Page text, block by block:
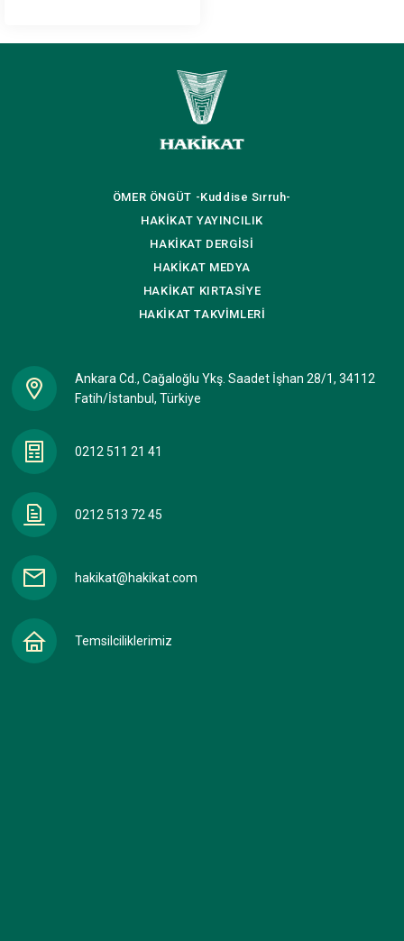
CRISTIANOS AL CAMINO DE
sido preparado para
describir brevemente la fe
de Jesús (la paz y la
bendición de Ala sean con
el (PBSCE)) así como para
invitar a los Cristianos al
camino de la rectitud y la
MAJESTUOSO ALA (SEA
GLORIFICADO Y
EXALTADO), DECLARA EN
ES ALA, UNO!” (AL IJLAS: 1)
LOS CRISTIANOS, AL DECIR:
“PADRE, HIJO Y ESPIRITU
ÖMER ÖNGÜT -Kuddise Sırruh-
HAKİKAT YAYINCILIK
HAKİKAT DERGİSİ
HAKİKAT MEDYA
HAKİKAT KIRTASİYE
HAKİKATTAKVİMLERİ
Ankara Cd., Cağaloğlu Ykş. Saadet İşhan 28/1, 34112
Fatih/İstanbul, Türkiye
0212 511 21 41
0212 513 72 45
hakikat@hakikat.com
Temsilciliklerimiz